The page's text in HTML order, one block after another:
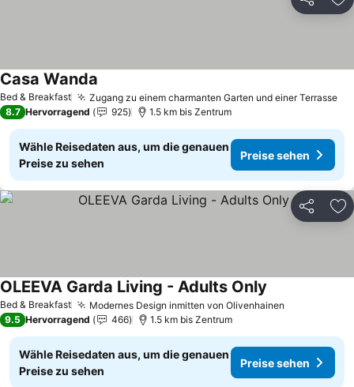
Teilen
Bed & Breakfast Zugang zu einem charmanten Garten und einer Terrasse
Casa Wanda
8.7 Hervorragend 925 1.5 km bis Zentrum
Wähle Reisedaten aus, um die genauen
Preise zu sehen
Preise sehen
Teilen
Bed & Breakfast Modernes Design inmitten von Olivenhainen
OLEEVA Garda Living - Adults Only
9.5 Hervorragend 466 1.5 km bis Zentrum
Wähle Reisedaten aus, um die genauen
Preise zu sehen
Preise sehen